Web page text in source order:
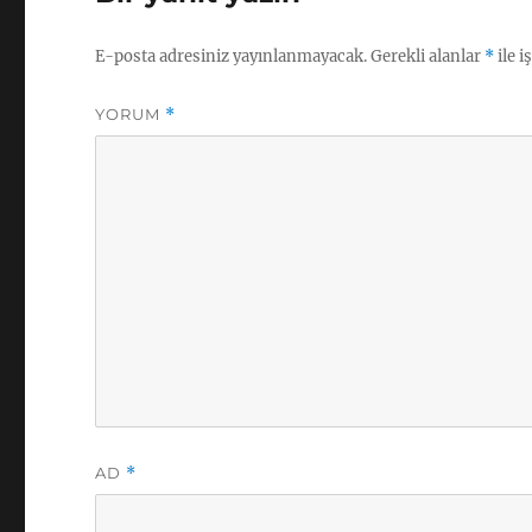
E-posta adresiniz yayınlanmayacak.Gerekli alanlar *ile
YORUM *
AD *